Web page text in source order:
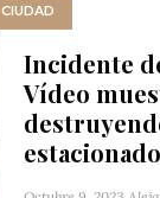
CIUDAD
Incidente
Vídeo
estacionado